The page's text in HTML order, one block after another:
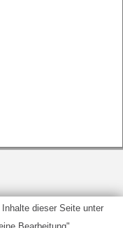
dieser Seite unter